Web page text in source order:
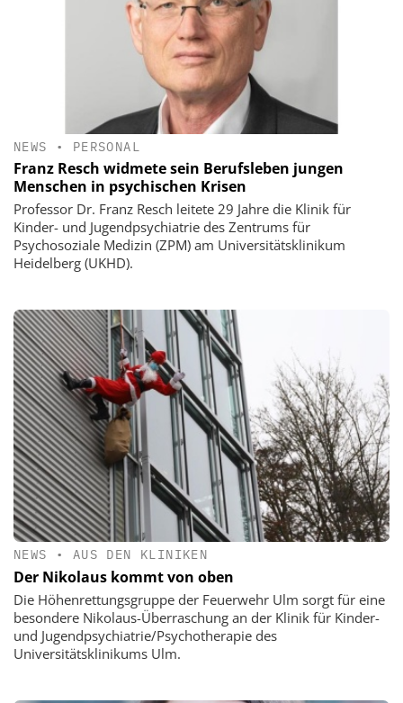
NEWS • PERSONAL
Franz Resch widmete sein Berufsleben jungen
Menschen in psychischen Krisen
Professor Dr. Franz Resch leitete 29 Jahre die Klinik für
Kinder- und Jugendpsychiatrie des Zentrums für
Psychosoziale Medizin (ZPM) am Universitätsklinikum
Heidelberg (UKHD).
NEWS • AUS DEN KLINIKEN
Der Nikolaus kommt von oben
Die Höhenrettungsgruppe der Feuerwehr Ulm sorgt für eine
besondere Nikolaus-Überraschung an der Klinik für Kinder-
und Jugendpsychiatrie/Psychotherapie des
Universitätsklinikums Ulm.